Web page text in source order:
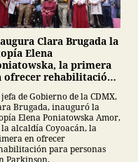
Clara Brugada la
Elena
la primera
ofrecer rehabilitación
de Gobierno de la CDMX,
Brugada, inauguró la
Elena Poniatowska Amor,
alcaldía Coyoacán, la
en ofrecer
para personas
Parkinson.